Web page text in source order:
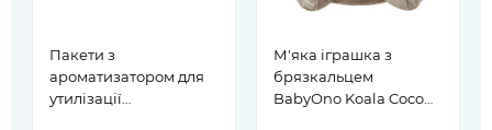
Пакети з
ароматизатором для
утилізації
М'яка іграшка з
брязкальцем
BabyOno Koala Coco